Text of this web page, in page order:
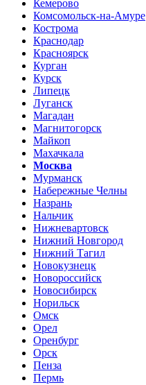
Кемерово
Комсомольск-на-Амуре
Кострома
Краснодар
Красноярск
Курган
Курск
Липецк
Луганск
Магадан
Магнитогорск
Майкоп
Махачкала
Москва
Мурманск
Набережные Челны
Назрань
Нальчик
Нижневартовск
Нижний Новгород
Нижний Тагил
Новокузнецк
Новороссийск
Новосибирск
Норильск
Омск
Орел
Оренбург
Орск
Пенза
Пермь